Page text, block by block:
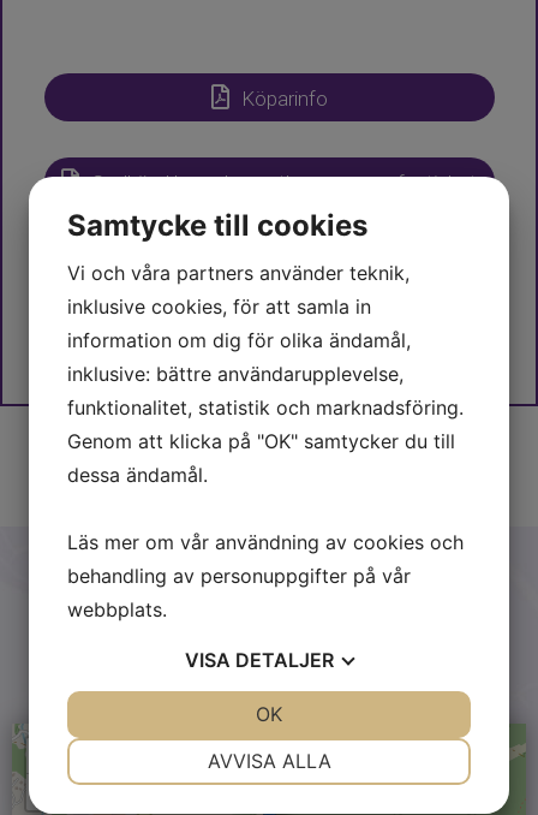
Kommunalt/enskilt sommarvatten. Avlopp finns men
saknar infiltration.
Köparinfo
Godkänd komplementbyggn. grannfastighet
Godkänd huvudbyggnad på grannfastighet
Samtycke till cookies
Vi och våra partners använder teknik,
inklusive cookies, för att samla in
information om dig för olika ändamål,
inklusive: bättre användarupplevelse,
funktionalitet, statistik och marknadsföring.
Genom att klicka på "OK" samtycker du till
dessa ändamål.
Läs mer om vår användning av cookies och
behandling av personuppgifter på vår
webbplats.
VISA DETALJER
AVVISA ALLA
OK